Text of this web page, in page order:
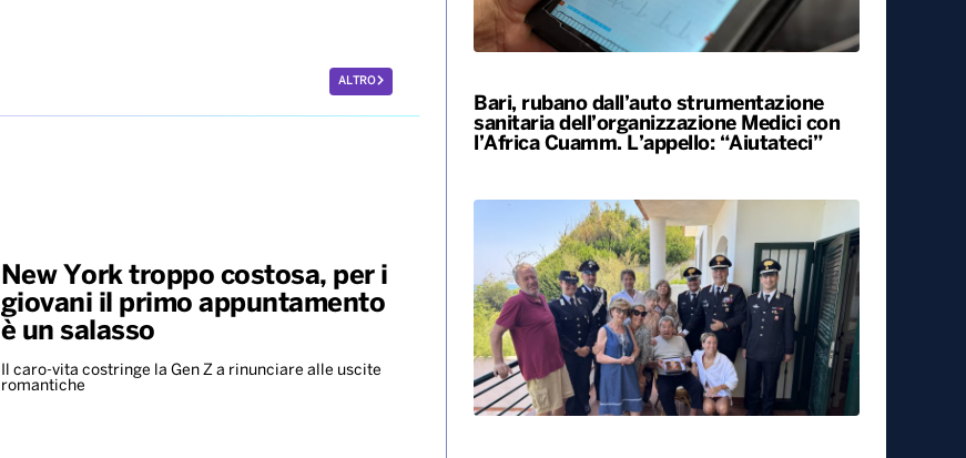
ALTRO
New York troppo costosa, per i
giovani il primo appuntamento
è un salasso
Il caro-vita costringe la Gen Z a rinunciare alle uscite
romantiche
Bari, rubano dall’auto strumentazione
sanitaria dell’organizzazione Medici con
l’Africa Cuamm. L’appello: “Aiutateci”